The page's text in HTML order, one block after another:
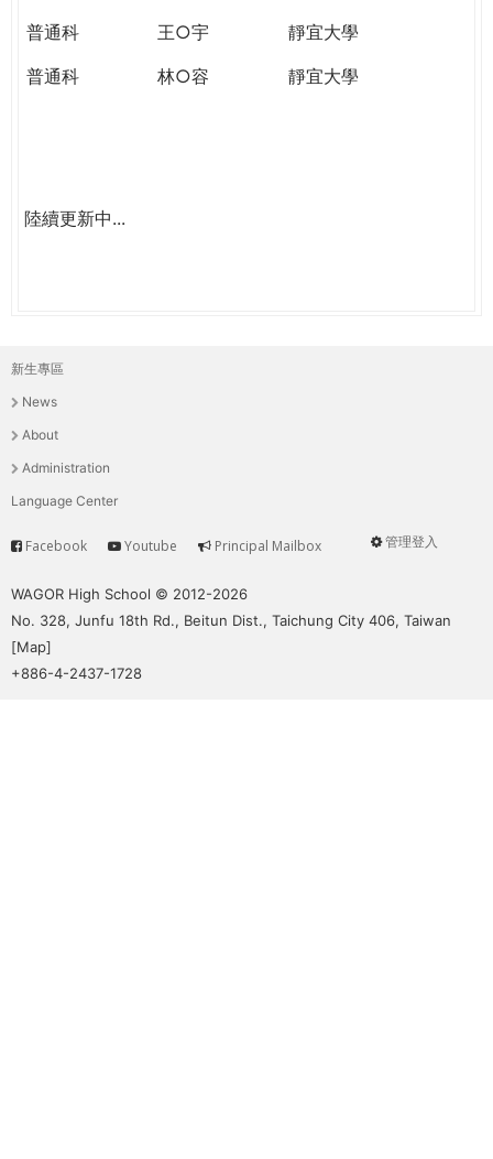
普通科
王○宇
靜宜大學
普通科
林○容 靜宜大學
陸續更新中...
主
選
單
新生專區
News
About
Administration
Language Center
User
管理登入
Service
Facebook Youtube Principal Mailbox
WAGOR High School © 2012-2026
No. 328, Junfu 18th Rd., Beitun Dist., Taichung City 406, Taiwan
[Map]
+886-4-2437-1728